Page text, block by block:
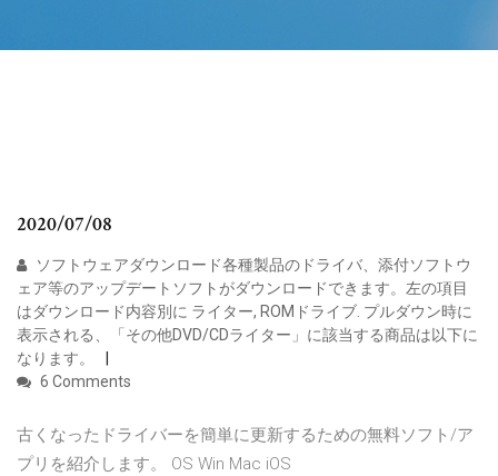
2020/07/08
ソフトウェアダウンロード各種製品のドライバ、添付ソフトウ
ェア等のアップデートソフトがダウンロードできます。左の項目
はダウンロード内容別に ライター, ROMドライブ. プルダウン時に
表示される、「その他DVD/CDライター」に該当する商品は以下に
なります。
6 Comments
古くなったドライバーを簡単に更新するための無料ソフト/ア
プリを紹介します。 OS Win Mac iOS